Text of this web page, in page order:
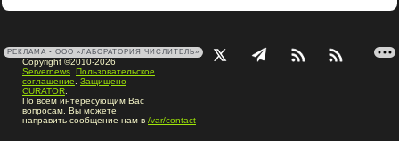
РЕКЛАМА • ООО «ЛАБОРАТОРИЯ ЧИСЛИТЕЛЬ»
Copyright ©2010-2026
Servernews Пользовательское
соглашение
Защищено
CURATOR
По всем интересующим Вас
вопросам, Вы можете
направить сообщение нам в /var/contact